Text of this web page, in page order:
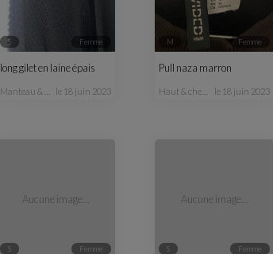
S femme
long gilet en laine épais
manteau & veste le 18 juin 2023
M femme
Pull naza marron
haut & chemisier le 18 juin 2023
Aucune image...
S femme
Aucune image...
S femme